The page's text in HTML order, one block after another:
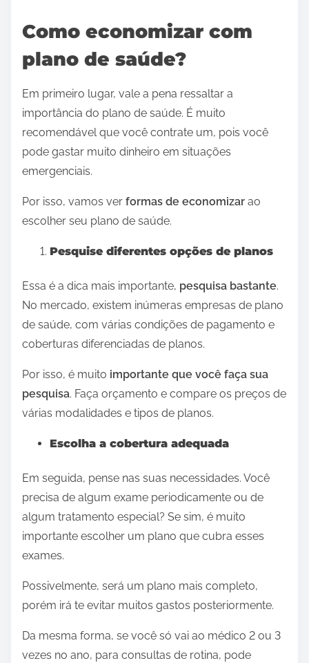
Como economizar com
plano de saúde?
Em primeiro lugar, vale a pena ressaltar a
importância do plano de saúde. É muito
recomendável que você contrate um, pois você
pode gastar muito dinheiro em situações
emergenciais.
Por isso, vamos ver formas de economizar ao
escolher seu plano de saúde.
Pesquise diferentes opções de planos
Essa é a dica mais importante, pesquisa bastante.
No mercado, existem inúmeras empresas de plano
de saúde, com várias condições de pagamento e
coberturas diferenciadas de planos.
Por isso, é muito importante que você faça sua
pesquisa. Faça orçamento e compare os preços de
várias modalidades e tipos de planos.
Escolha a cobertura adequada
Em seguida, pense nas suas necessidades. Você
precisa de algum exame periodicamente ou de
algum tratamento especial? Se sim, é muito
importante escolher um plano que cubra esses
exames.
Possivelmente, será um plano mais completo,
porém irá te evitar muitos gastos posteriormente.
Da mesma forma, se você só vai ao médico 2 ou 3
vezes no ano, para consultas de rotina, pode